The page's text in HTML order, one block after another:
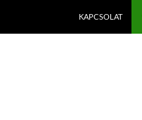
KAPCSOLAT